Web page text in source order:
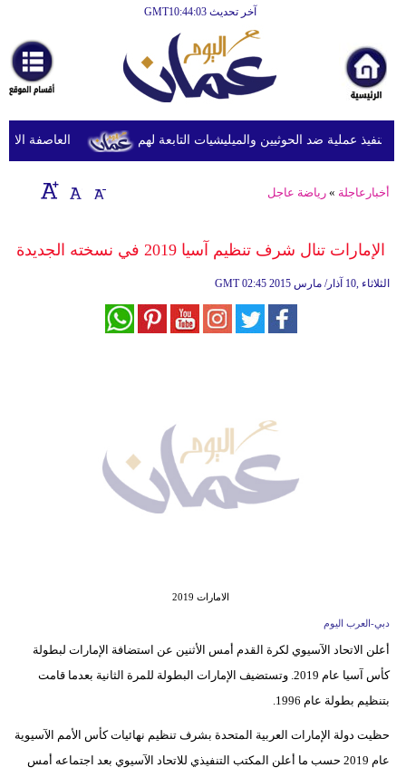
آخر تحديث GMT10:44:03
أخبارعاجلة
رياضة
ثقافة
إقتصاد
وموسيقى
علوم
وتكنولوجيا
مدوَّنات
العاصفة عملية ضد الحوثيين والميليشيات التابعة لهم
أخبارعاجلة »رياضة عاجل
الإمارات تنال شرف تنظيم آسيا 2019 في نسخته الجديدة
GMT 02:45 2015 الثلاثاء ,10 آذار/ مارس
الامارات 2019
دبي-العرب اليوم
أعلن الاتحاد الآسيوي لكرة القدم أمس الأثنين عن استضافة الإمارات لبطولة
كأس آسيا عام 2019. وتستضيف الإمارات البطولة للمرة الثانية بعدما قامت
بتنظيم بطولة عام 1996.
حظيت دولة الإمارات العربية المتحدة بشرف تنظيم نهائيات كأس الأمم الآسيوية
عام 2019 حسب ما أعلن المكتب التنفيذي للاتحاد الآسيوي بعد اجتماعه أمس